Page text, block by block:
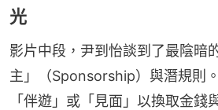
光
影片中段，尹到怡談到了最陰暗
主」（Sponsorship）與潛規則
「伴遊」或「見面」以換取金錢